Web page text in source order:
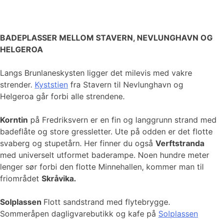
BADEPLASSER MELLOM STAVERN, NEVLUNGHAVN OG
HELGEROA
Langs Brunlaneskysten ligger det milevis med vakre
strender. Kyststien fra Stavern til Nevlunghavn og
Helgeroa går forbi alle strendene.
Korntin på Fredriksvern er en fin og langgrunn strand med
badeflåte og store gressletter. Ute på odden er det flotte
svaberg og stupetårn. Her finner du også Verftstranda
med universelt utformet baderampe. Noen hundre meter
lenger sør forbi den flotte Minnehallen, kommer man til
friområdet Skråvika.
Solplassen Flott sandstrand med flytebrygge.
Sommeråpen dagligvarebutikk og kafe på Solplassen